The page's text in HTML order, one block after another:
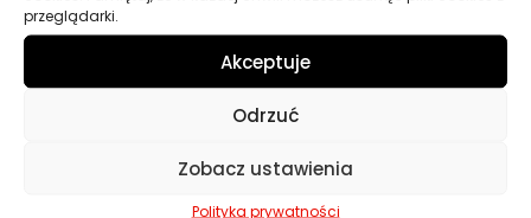
przeglądarki.
Akceptuje
Odrzuć
Zobacz ustawienia
Polityka prywatności
Twoja ocena*
Twoja opinia*